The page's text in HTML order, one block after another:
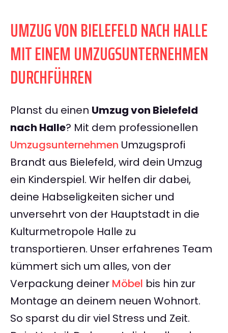
UMZUG VON BIELEFELD NACH HALLE
MIT EINEM UMZUGSUNTERNEHMEN
DURCHFÜHREN
Planst du einen Umzug von Bielefeld
nach Halle? Mit dem professionellen
Umzugsunternehmen Umzugsprofi
Brandt aus Bielefeld, wird dein Umzug
ein Kinderspiel. Wir helfen dir dabei,
deine Habseligkeiten sicher und
unversehrt von der Hauptstadt in die
Kulturmetropole Halle zu
transportieren. Unser erfahrenes Team
kümmert sich um alles, von der
Verpackung deiner Möbel bis hin zur
Montage an deinem neuen Wohnort.
So sparst du dir viel Stress und Zeit.